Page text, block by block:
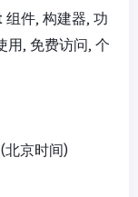
组件, 构建器, 功
用, 免费访问, 个
北京时间)